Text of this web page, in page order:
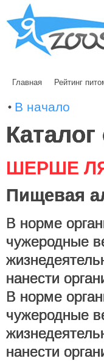
Главная Рейтинг
В начало
Каталог
ШЕРШЕ
Пищевая
В норме
чужеродные
нанести
В норме
чужеродные
нанести